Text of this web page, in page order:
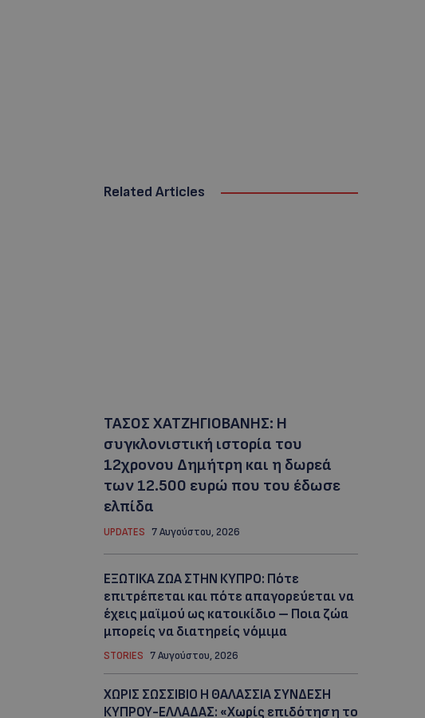
Related Articles
ΤΑΣΟΣ ΧΑΤΖΗΓΙΟΒΑΝΗΣ: Η
συγκλονιστική ιστορία του
12χρονου Δημήτρη και η δωρεά
των 12.500 ευρώ που του έδωσε
ελπίδα
UPDATES 7 Αυγούστου, 2026
ΕΞΩΤΙΚΑ ΖΩΑ ΣΤΗΝ ΚΥΠΡΟ: Πότε
επιτρέπεται και πότε απαγορεύεται να
έχεις μαϊμού ως κατοικίδιο – Ποια ζώα
μπορείς να διατηρείς νόμιμα
STORIES 7 Αυγούστου, 2026
ΧΩΡΙΣ ΣΩΣΣΙΒΙΟ Η ΘΑΛΑΣΣΙΑ ΣΥΝΔΕΣΗ
ΚΥΠΡΟΥ-ΕΛΛΑΔΑΣ: «Χωρίς επιδότηση το